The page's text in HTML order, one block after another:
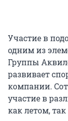
Участие в
одним из
Группы
развивает
компании.
участие в
как летом,